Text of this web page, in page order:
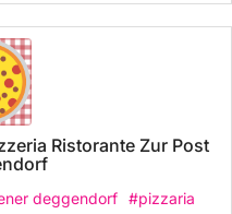
Ristorante Zur Post
deggendorf #pizzaria